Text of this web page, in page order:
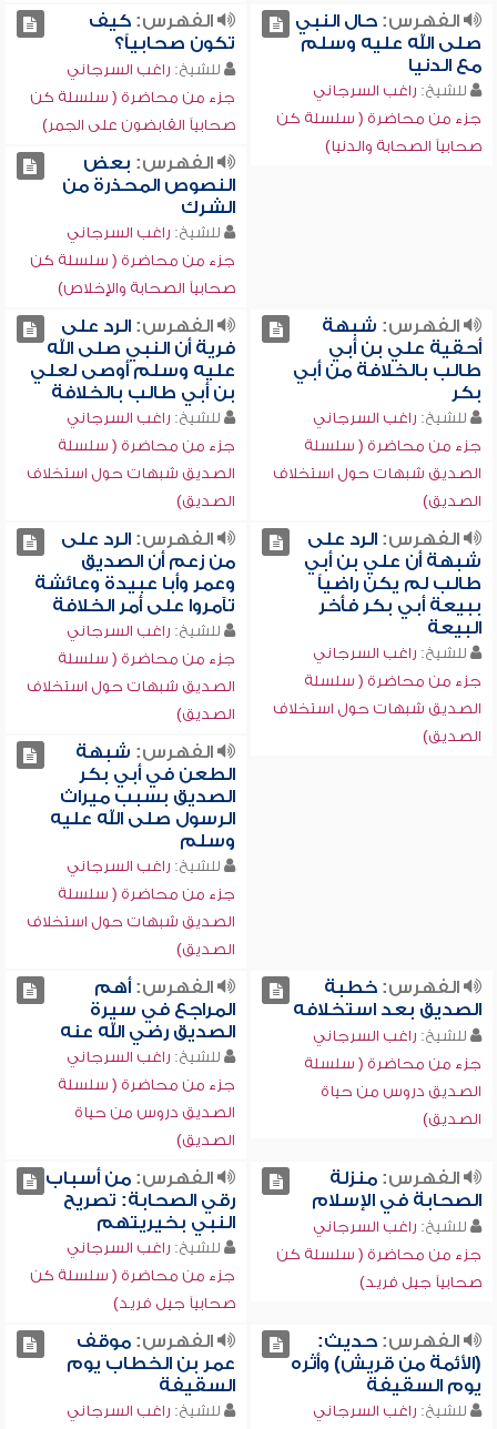
الفهرس:حال النبي
صلى الله عليه وسلم
مع الدنيا
للشيخ: راغب السرجاني
جزء من محاضرة ( سلسلة كن
صحابياً الصحابة والدنيا)
الفهرس:كيف
تكون صحابياً؟
للشيخ: راغب السرجاني
جزء من محاضرة ( سلسلة كن
صحابياً القابضون على الجمر)
الفهرس: بعض
النصوص المحذرة من
الشرك
للشيخ: راغب السرجاني
جزء من محاضرة ( سلسلة كن
صحابياً الصحابة والإخلاص)
الفهرس: شبهة
أحقية علي بن أبي
طالب بالخلافة من أبي
بكر
للشيخ: راغب السرجاني
جزء من محاضرة ( سلسلة
الصديق شبهات حول استخلاف
الصديق)
الفهرس:الرد على
فرية أن النبي صلى الله
عليه وسلم أوصى لعلي
بن أبي طالب بالخلافة
للشيخ: راغب السرجاني
جزء من محاضرة ( سلسلة
الصديق شبهات حول استخلاف
الصديق)
الفهرس:الرد على
شبهة أن علي بن أبي
طالب لم يكن راضياً
ببيعة أبي بكر فأخر
البيعة
للشيخ: راغب السرجاني
جزء من محاضرة ( سلسلة
الصديق شبهات حول استخلاف
الصديق)
الفهرس:الرد على
من زعم أن الصديق
وعمر وأبا عبيدة وعائشة
تآمروا على أمر الخلافة
للشيخ: راغب السرجاني
جزء من محاضرة ( سلسلة
الصديق شبهات حول استخلاف
الصديق)
الفهرس: شبهة
الطعن في أبي بكر
الصديق بسبب ميراث
الرسول صلى الله عليه
وسلم
للشيخ: راغب السرجاني
جزء من محاضرة ( سلسلة
الصديق شبهات حول استخلاف
الصديق)
الفهرس:خطبة
الصديق بعد استخلافه
للشيخ: راغب السرجاني
جزء من محاضرة ( سلسلة
الصديق دروس من حياة
الصديق)
الفهرس:أهم
المراجع في سيرة
الصديق رضي الله عنه
للشيخ: راغب السرجاني
جزء من محاضرة ( سلسلة
الصديق دروس من حياة
الصديق)
الفهرس:منزلة
الصحابة في الإسلام
للشيخ: راغب السرجاني
جزء من محاضرة ( سلسلة كن
صحابياً جيل فريد)
الفهرس:من أسباب
رقي الصحابة: تصريح
النبي بخيريتهم
للشيخ: راغب السرجاني
جزء من محاضرة ( سلسلة كن
صحابياً جيل فريد)
الفهرس:حديث:
(الأئمة من قريش) وأثره
يوم السقيفة
للشيخ: راغب السرجاني
الفهرس:موقف
عمر بن الخطاب يوم
السقيفة
للشيخ: راغب السرجاني